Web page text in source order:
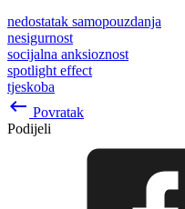
nedostatak samopouzdanja
nesigurnost
socijalna anksioznost
spotlight effect
tjeskoba
keyboard_backspace Povratak
Podijeli